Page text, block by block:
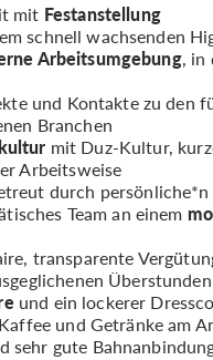
mit Festanstellung
schnell wachsenden
Arbeitsumgebung, in
und Kontakte zu den
Branchen
mit Duz-Kultur,
Arbeitsweise
durch
Team an einem
transparente
und ein lockerer
und Getränke am
sehr gute